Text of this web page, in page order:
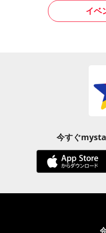
イベ
今すぐmysta